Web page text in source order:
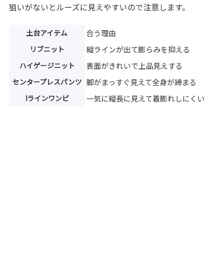
狙いがないとルーズに見えやすいので注意します。
土台アイテム 合う理由
リブニット 縦ラインが出て膨らみを抑える
ハイゲージニット 表面がきれいで上品見えする
センタープレスパンツ 脚がまっすぐ見えて全身が締まる
Iラインワンピ 一気に縦長に見えて着膨れしにくい